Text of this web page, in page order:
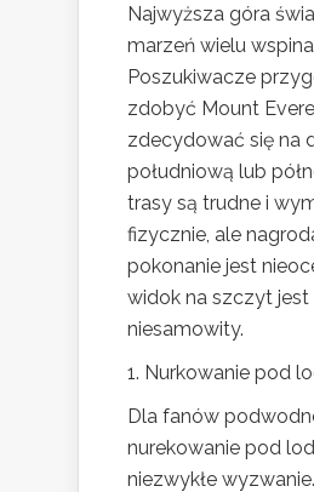
Najwyższa góra
marzeń wielu
Poszukiwacze
zdobyć Mount
zdecydować się na
południową lub
trasy są trudne i
fizycznie, ale
pokonanie jest
widok na szczyt jest
niesamowity.
1. Nurkowanie pod
Dla fanów
nurekowanie pod
niezwykłe